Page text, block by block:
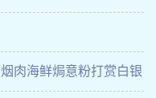
肉海鲜焗意粉打赏白银